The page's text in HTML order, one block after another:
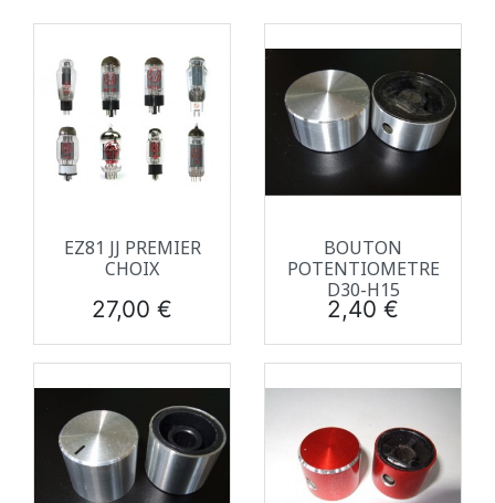
EZ81 JJ PREMIER
CHOIX
Prix
27,00 €
BOUTON
POTENTIOMETRE
D30-H15
Prix
2,40 €